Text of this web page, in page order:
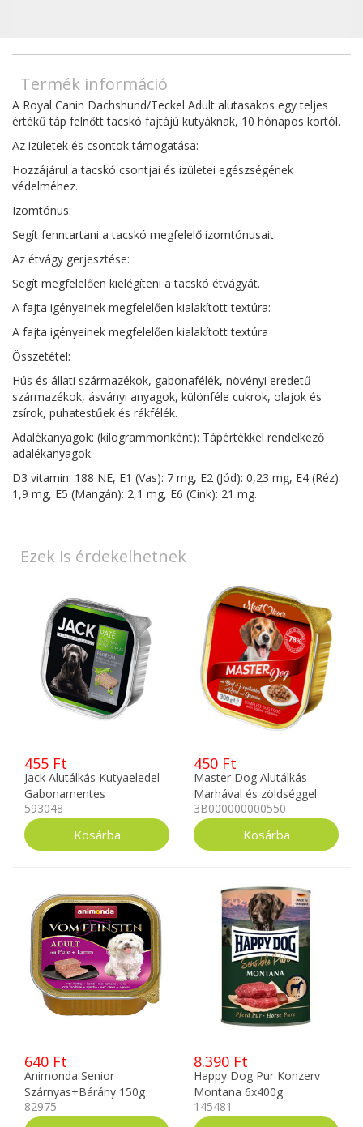
Termék információ
A Royal Canin Dachshund/Teckel Adult alutasakos egy teljes
értékű táp felnőtt tacskó fajtájú kutyáknak, 10 hónapos kortól.
Az izületek és csontok támogatása:
Hozzájárul a tacskó csontjai és izületei egészségének
védelméhez.
Izomtónus:
Segít fenntartani a tacskó megfelelő izomtónusait.
Az étvágy gerjesztése:
Segít megfelelően kielégíteni a tacskó étvágyát.
A fajta igényeinek megfelelően kialakított textúra:
A fajta igényeinek megfelelően kialakított textúra
Összetétel:
Hús és állati származékok, gabonafélék, növényi eredetű
származékok, ásványi anyagok, különféle cukrok, olajok és
zsírok, puhatestűek és rákfélék.
Adalékanyagok: (kilogrammonként): Tápértékkel rendelkező
adalékanyagok:
D3 vitamin: 188 NE, E1 (Vas): 7 mg, E2 (Jód): 0,23 mg, E4 (Réz):
1,9 mg, E5 (Mangán): 2,1 mg, E6 (Cink): 21 mg.
Ezek is érdekelhetnek
455 Ft
Jack Alutálkás Kutyaeledel
Gabonamentes
Bárány,Vese-Borsó
Pástétom 150g
593048
450 Ft
Master Dog Alutálkás
Marhával és zöldséggel
300g
3B000000000550
640 Ft
Animonda Senior
Szárnyas+Bárány 150g
82975
8.390 Ft
Happy Dog Pur Konzerv
Montana 6x400g
145481